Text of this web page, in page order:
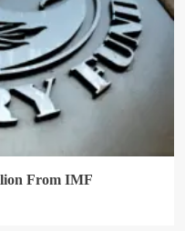
From IMF